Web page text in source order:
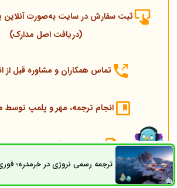
ثبت سفارش در سایت به‌صورت آنلاین
(دریافت اصل مدارک)
تماس همکاران و مشاوره قبل از
انجام ترجمه، مهر و پلمپ
ارسال به دادگستری و وزارت
ارسال به کنسولگری
ترجمه رسمی نروژی در خرمدره؛راه های ارتباطی